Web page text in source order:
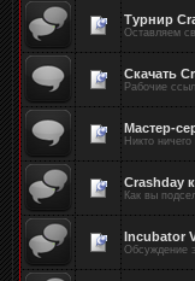
Турнир
Оставляем
Скачать
Рабочие
Мастер-
Никто
Crashday
Как вы
Incubator
Обсуждение